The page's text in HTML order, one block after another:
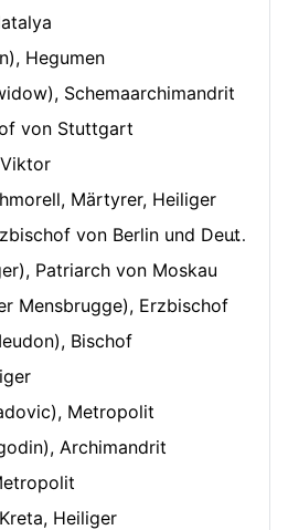
Hegumen
Schemaarchimandrit
von Stuttgart
Märtyrer, Heiliger
von Berlin und Deutschland
Patriarch von Moskau
Mensbrugge), Erzbischof
Bischof
Metropolit
Archimandrit
Heiliger